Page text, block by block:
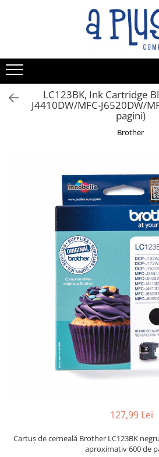
LC123BK, Ink Cartridge
J4410DW/MFC-J6520DW/
pagini)
Brother
127,99 Lei
Cartuș de cerneală Brother LC123BK
aproximativ 600 de